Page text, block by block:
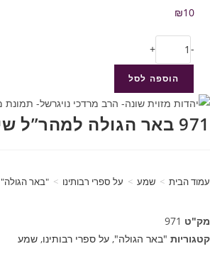
₪10
-
+
הוספה לסל
971 באר הגולה למהר”ל שיעור 21
עמוד הבית > שמע > על ספרי רבותינו > "באר הגולה"
מק"ט 971
קטגוריות "באר הגולה", על ספרי רבותינו, שמע